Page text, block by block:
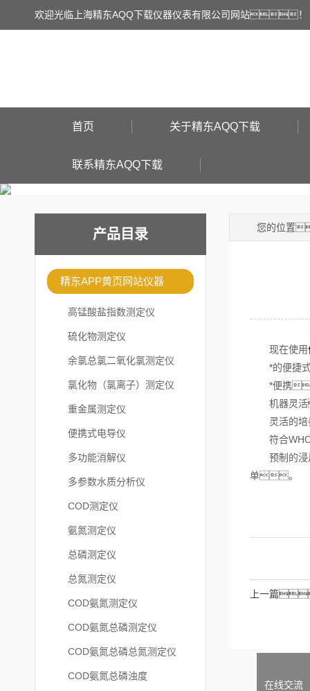
欢迎光临上海精东AQQ下载仪器仪表有限公司网站！
首页 关于精东AQQ下载
联系精东AQQ下载
产品目录
精东APP黄页网站仪器
高锰酸盐指数测定仪
硫化物测定仪
余氯总氯二氧化氯测定仪
氯化物（氯离子）测定仪
重金属测定仪
便携式电导仪
多功能消解仪
多参数水质分析仪
COD测定仪
氨氮测定仪
总磷测定仪
总氮测定仪
COD氨氮测定仪
COD氨氮总磷测定仪
COD氨氮总磷总氮测定仪
COD氨氮总磷浊度
您的位置
现在使用
*的便捷式
*便携
机器灵活
灵活的培
符合WHO
预制的浸
单。
上一篇
在线交流